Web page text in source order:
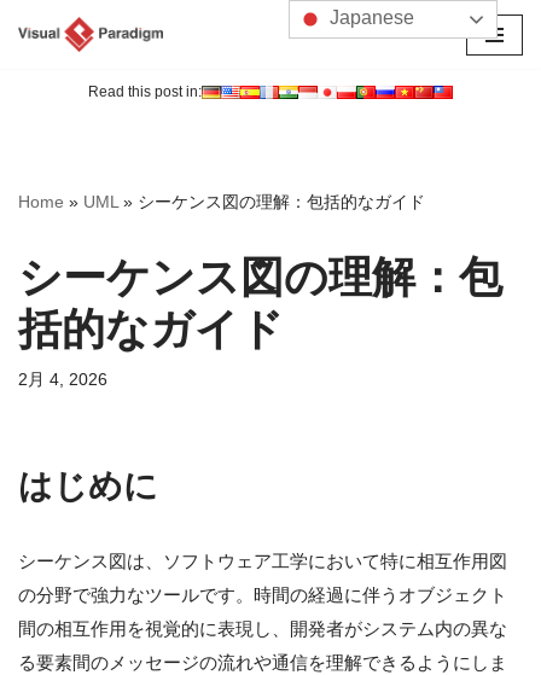
へ
キ
ッ
プ
Read this post in:
Home » UML» シーケンス図の理解：包括的なガイド
シーケンス図の理解：包
括的なガイド
2月 4, 2026
はじめに
シーケンス図は、ソフトウェア工学において特に相互作用図
の分野で強力なツールです。時間の経過に伴うオブジェクト
間の相互作用を視覚的に表現し、開発者がシステム内の異な
る要素間のメッセージの流れや通信を理解できるようにしま
Japanese